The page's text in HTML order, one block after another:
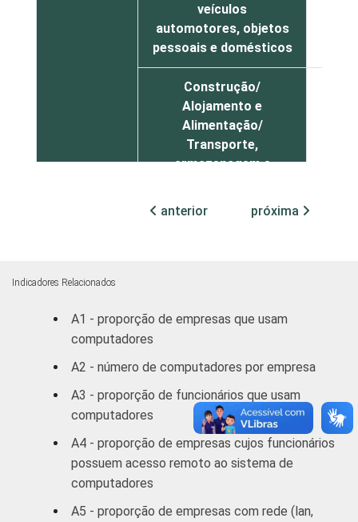
veículos
automotores, objetos
pessoais e domésticos
Construção/
Alojamento e
Alimentação/
Transporte,
armazenagem e
aluguéis e serviços
1Base: 864 empresas que utilizam sistema
operacional de código aberto, com 10 ou
mais funcionários, que constituem os
seguintes segmentos da CNAE 1.0: seção D,
F, G, H, I, K e a seção O sem os grupos 90 e
91. Respostas referentes a
outubro/novembro de 2008.
2 Não sabe / Não respondeu.
3
A categoria "O - Outros serviços coletivos,
sociais e pessoais" não reúne os grupos 90-
anterior próxima
Indicadores Relacionados
A1 - proporção de empresas que usam
computadores
A2 - número de computadores por empresa
A3 - proporção de funcionários que usam
computadores
A4 - proporção de empresas cujos funcionários
possuem acesso remoto ao sistema de
computadores
A5 - proporção de empresas com rede (lan,